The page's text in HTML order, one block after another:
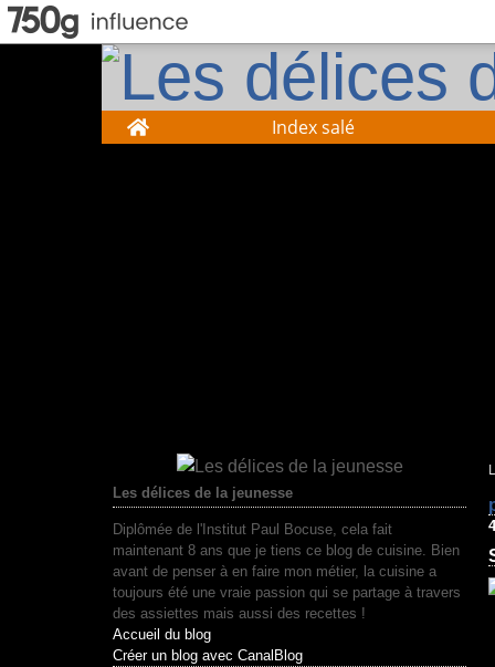
Home Index salé
Les délices de la jeunesse
Diplômée de l'Institut Paul Bocuse, cela fait
maintenant 8 ans que je tiens ce blog de cuisine. Bien
avant de penser à en faire mon métier, la cuisine a
toujours été une vraie passion qui se partage à travers
des assiettes mais aussi des recettes !
Accueil du blog
Créer un blog avec CanalBlog